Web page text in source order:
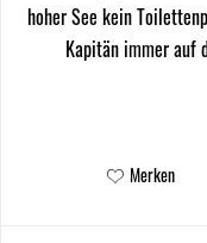
hoher See kein
Kapitän immer auf
Merken